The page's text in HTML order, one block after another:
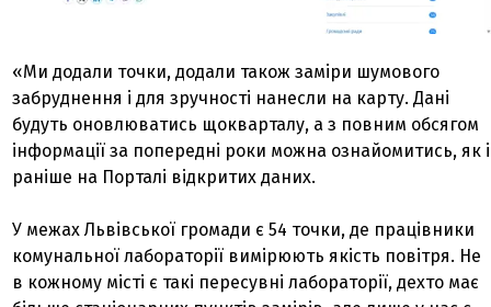
«Ми додали точки, додали також заміри шумового
забруднення і для зручності нанесли на карту. Дані
будуть оновлюватись щокварталу, а з повним обсягом
інформації за попередні роки можна ознайомитись, як і
раніше на Порталі відкритих даних.
У межах Львівської громади є 54 точки, де працівники
комунальної лабораторії вимірюють якість повітря. Не
в кожному місті є такі пересувні лабораторії, дехто має